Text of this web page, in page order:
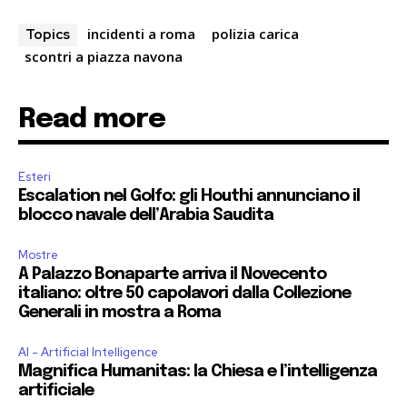
Topics incidenti a roma
polizia carica
scontri a piazza navona
Read more
Esteri
Escalation nel Golfo: gli Houthi annunciano il
blocco navale dell’Arabia Saudita
Mostre
A Palazzo Bonaparte arriva il Novecento
italiano: oltre 50 capolavori dalla Collezione
Generali in mostra a Roma
AI - Artificial Intelligence
Magnifica Humanitas: la Chiesa e l’intelligenza
artificiale